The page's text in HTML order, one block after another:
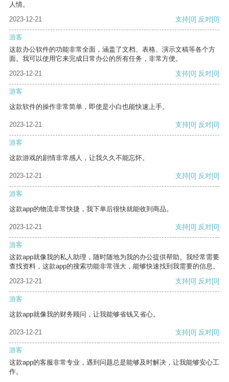
人情。
2023-12-21
支持[0] 反对[0]
游客
这款办公软件的功能非常全面，涵盖了文档、表格、演示文稿等各个方
面。我可以使用它来完成日常办公的所有任务，非常方便。
2023-12-21
支持[0] 反对[0]
游客
这款软件的操作非常简单，即使是小白也能快速上手。
2023-12-21 支持[0] 反对[0]
游客
这款游戏的剧情非常感人，让我久久不能忘怀。
2023-12-21 支持[0] 反对[0]
游客
这款app的物流非常快捷，我下单后很快就能收到商品。
2023-12-21 支持[0] 反对[0]
游客
这款app就像我的私人助理，随时随地为我的办公提供帮助。我经常需要
查找资料，这款app的搜索功能非常强大，能够快速找到我需要的信息。
2023-12-21
支持[0] 反对[0]
游客
这款app就像我的财务顾问，让我能够省钱又省心。
2023-12-21 支持[0] 反对[0]
游客
这款app的客服非常专业，遇到问题总是能够及时解决，让我能够安心工
作。